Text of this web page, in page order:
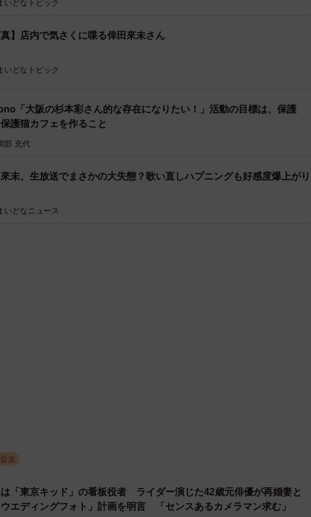
いどなトピック
真】店内で気さくに喋る倖田來未さん
いどなトピック
「大阪の杉本彩さん的な存在になりたい！」活動の目標は、保護
護猫カフェを作ること
部 充代
未、生放送でまさかの大失態？歌い直しハプニングも好感度爆上がり
いどなニュース
音楽
「東京キッド」の看板役者 ライダー演じた42歳元俳優が再婚妻と
エディングフォト」計画を明言 「センスあるカメラマン求む」